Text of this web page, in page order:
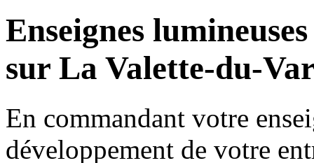
Enseignes
sur La Valette-du-
En commandant votre
développement de votre